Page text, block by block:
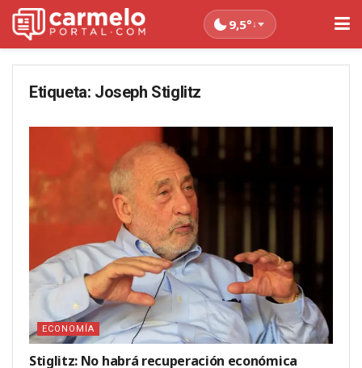
9,5°↓
Etiqueta: Joseph Stiglitz
ECONOMÍA
Stiglitz: No habrá recuperación económica